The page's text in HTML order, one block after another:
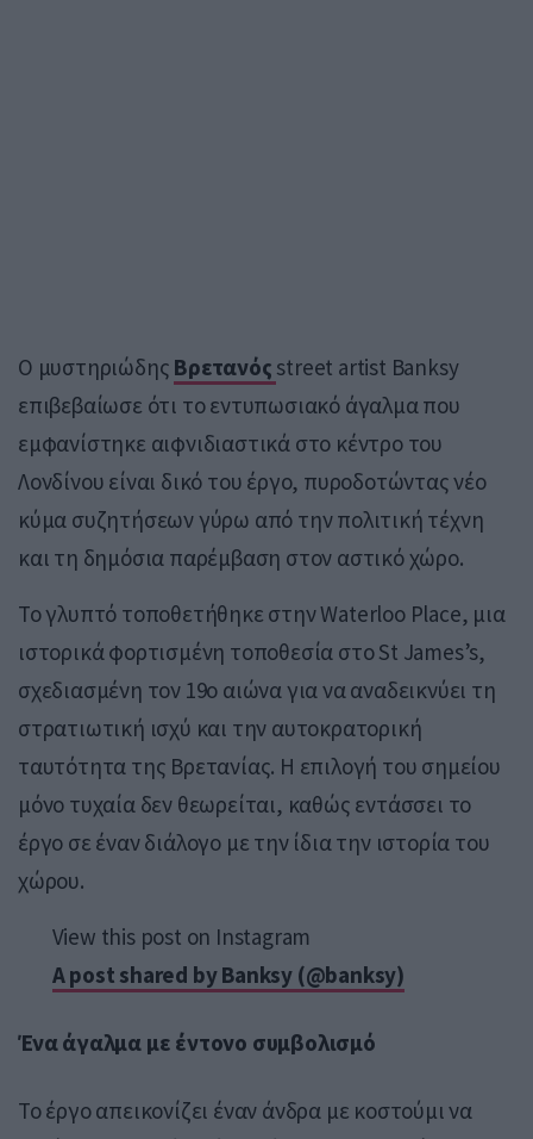
Ο μυστηριώδης Βρετανός street artist Banksy
επιβεβαίωσε ότι το εντυπωσιακό άγαλμα που
εμφανίστηκε αιφνιδιαστικά στο κέντρο του
Λονδίνου είναι δικό του έργο, πυροδοτώντας νέο
κύμα συζητήσεων γύρω από την πολιτική τέχνη
και τη δημόσια παρέμβαση στον αστικό χώρο.
Το γλυπτό τοποθετήθηκε στηνWaterloo Place, μια
ιστορικά φορτισμένη τοποθεσία στο St James’s,
σχεδιασμένη τον 19ο αιώνα για να αναδεικνύει τη
στρατιωτική ισχύ και την αυτοκρατορική
ταυτότητα της Βρετανίας. Η επιλογή του σημείου
μόνο τυχαία δεν θεωρείται, καθώς εντάσσει το
έργο σε έναν διάλογο με την ίδια την ιστορία του
χώρου.
View this post on Instagram
A post shared by Banksy (@banksy)
Ένα άγαλμα με έντονο συμβολισμό
Το έργο απεικονίζει έναν άνδρα με κοστούμι να